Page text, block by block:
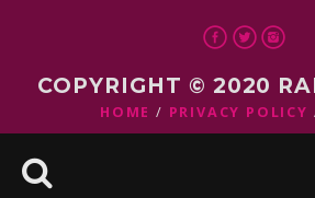
COPYRIGHT © 2020
HOME PRIVACY POLICY